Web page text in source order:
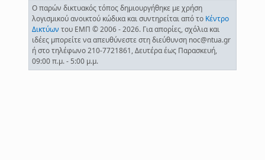
Ο παρών δικτυακός τόπος δημιουργήθηκε με χρήση
λογισμικού ανοικτού κώδικα και συντηρείται από το Κέντρο
Δικτύων του ΕΜΠ © 2006 - 2026. Για απορίες, σχόλια και
ιδέες μπορείτε να απευθύνεστε στη διεύθυνση noc@ntua.gr
ή στο τηλέφωνο 210-7721861, Δευτέρα έως Παρασκευή,
09:00 π.μ. - 5:00 μ.μ.